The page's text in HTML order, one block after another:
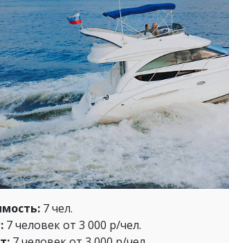
7 чел.
7 человек от 3 000 р/чел.